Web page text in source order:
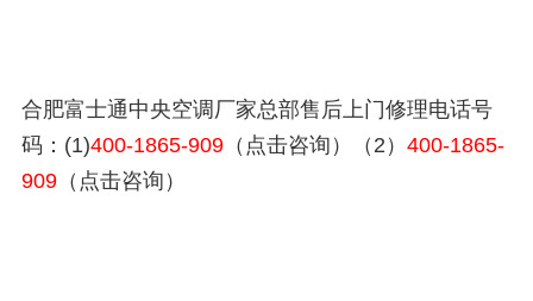
合肥富士通中央空调厂家总部售后上门修理电话号
码：(1)400-1865-909 （点击咨询）（2） 400-1865-
909 （点击咨询）